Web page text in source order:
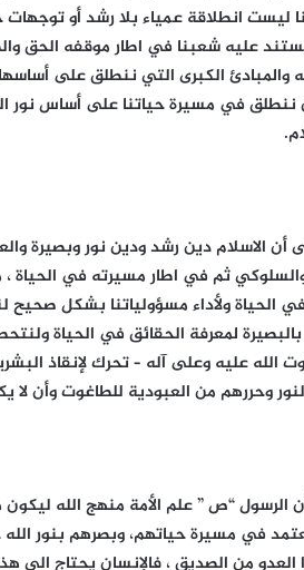
ليست انطلاقة عمياء بلا رشد أو
عليه شعبنا في اطار موقفه الحق
والمبادئ الكبرى التي ننطلق على
ننطلق في مسيرة حياتنا على أساس نور
الاسلام دين رشد ودين نور وبصيرة
ثم في اطار مسيرته في الحياة
في الحياة ولأداء مسؤولياتنا بشكل
لمعرفة الحقائق في الحياة
الله عليه وعلى آله – تحرك لإنقاذ
وحررهم من العبودية للطاغوت وأن لا
الرسول “ص ” علم الأمة منهج الله
في مسيرة حياتهم، وبصرهم بنور
العدو من الصديق ، فالإنسان يحتاج الى